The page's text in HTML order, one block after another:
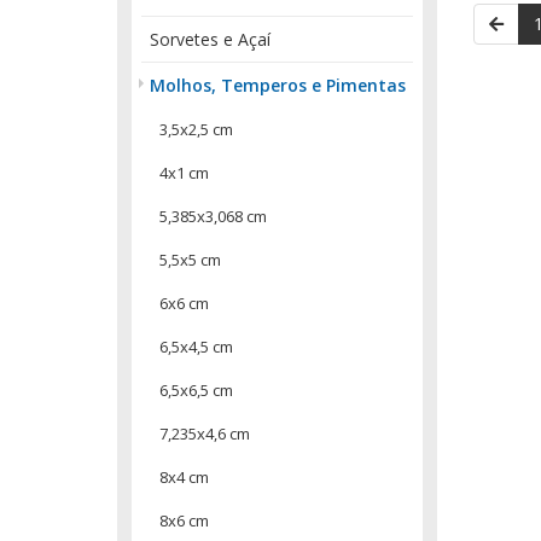
Sorvetes e Açaí
Molhos, Temperos e Pimentas
3,5x2,5 cm
4x1 cm
5,385x3,068 cm
5,5x5 cm
6x6 cm
6,5x4,5 cm
6,5x6,5 cm
7,235x4,6 cm
8x4 cm
8x6 cm